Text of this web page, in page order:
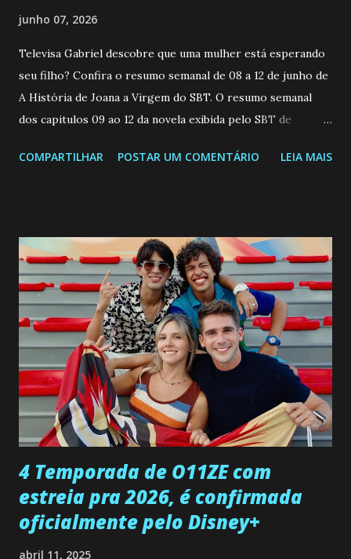
junho 07, 2026
Televisa Gabriel descobre que uma mulher está esperando
seu filho? Confira o resumo semanal de 08 a 12 de junho de
A História de Joana a Virgem do SBT. O resumo semanal
dos capitulos 09 ao 12 da novela exibida pelo SBT de
a Programação Semanal do SBT de 08/06/26 a 14/06/26
confessa a Gabriel que ele demonstrou ser o tipo de
pessoa que ela tanto desejou durante toda a vida. Camila
entra no quarto de Gabriel e imagina como seria o
encontro deles, quando conseguir seduzi-lo. Manuel avisa a
Paula sobre a suposta infidelidade de Gabriel com Joana.
Rogerio consegue se livrar de todas as suspeitas pelo
desaparecimento de Francisco, apontando que ele poderia
ter sido vítima da fúria de Gabriel. Artur informa a Gabriel
que a clínica inseminou por engano outra paciente, que está
...
COMPARTILHAR POSTAR UM COMENTÁRIO LEIA MAIS
4 Temporada de O11ZE com
estreia pra 2026, é confirmada
oficialmente pelo Disney+
abril 11, 2025